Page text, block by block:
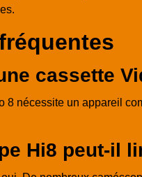
cassette
8 nécessite un appareil
Hi8 peut-il